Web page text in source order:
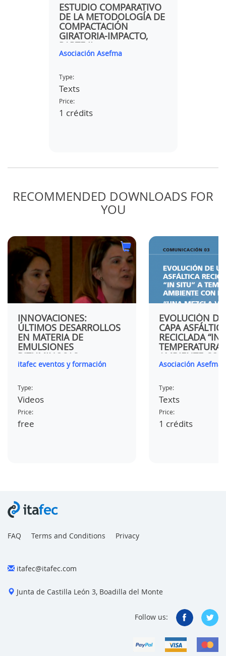
ESTUDIO COMPARATIVO
DE LA METODOLOGÍA DE
COMPACTACIÓN
GIRATORIA-IMPACTO,
PARTE II
Asociación Asefma
Type:
Texts
Price:
1 crédits
DE
RECOMMENDED DOWNLOADS FOR
YOU
INNOVACIONES:
ÚLTIMOS DESARROLLOS
EN MATERIA DE
EMULSIONES
BITUMINOSAS
itafec eventos y formación
Type:
Videos
Price:
free
EVOLUCIÓN
CAPA
RECICLADA “IN-
TEMPERATURA
AMBIENTE CON
EMULSIÓN.
Asociación Asefma
Type:
Texts
Price:
1 crédits
FAQ Terms and Conditions Privacy
itafec@itafec.com
Junta de Castilla León 3, Boadilla del Monte
Follow us: